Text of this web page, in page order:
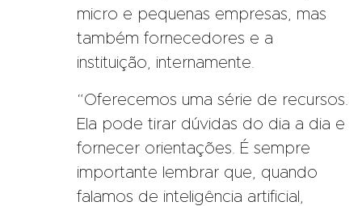
micro e pequenas empresas, mas
também fornecedores e a
instituição, internamente.
“Oferecemos uma série de recursos.
Ela pode tirar dúvidas do dia a dia e
fornecer orientações. É sempre
importante lembrar que, quando
falamos de inteligência artificial,